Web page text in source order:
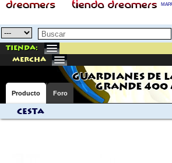
Tienda:
mercha
GUARDIANES DE
GRANDE 400
Producto Foro
Cesta